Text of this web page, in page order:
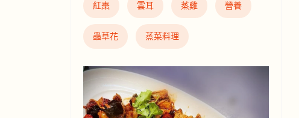
紅棗 雲耳 蒸雞 營養
蟲草花 蒸菜料理